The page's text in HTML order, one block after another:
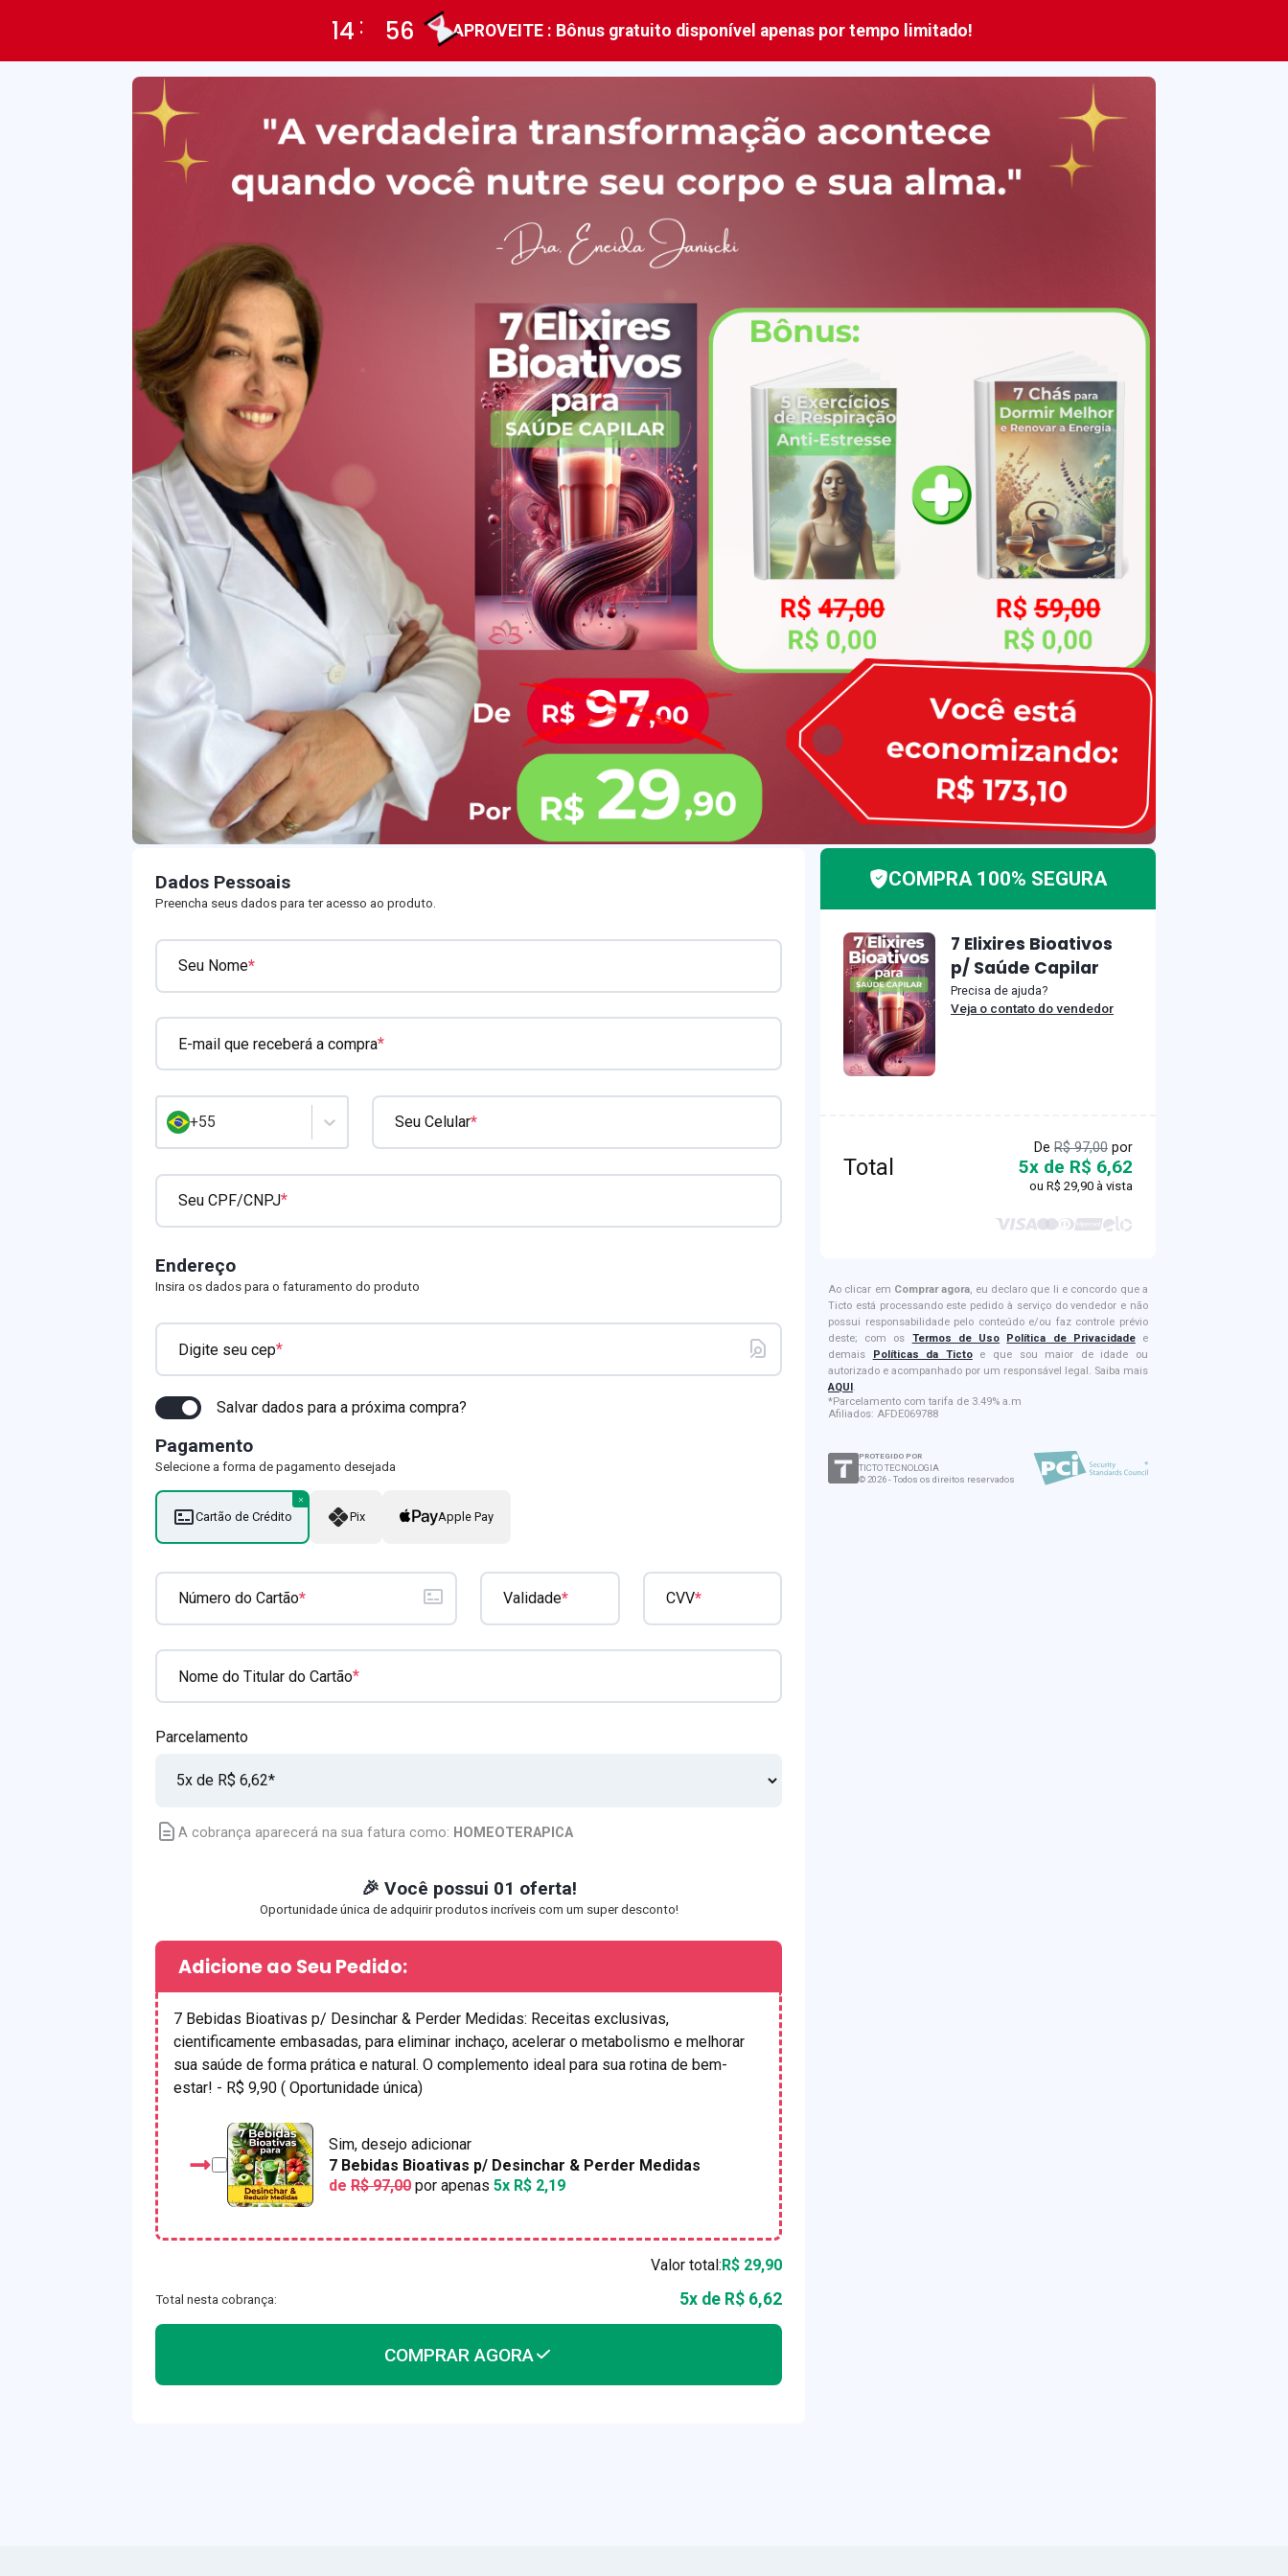
14 55 APROVEITE : Bônus gratuito disponível apenas por tempo limitado!
Dados Pessoais
Preencha seus dados para ter acesso ao produto.
Seu Nome*
E-mail que receberá a compra*
+55 Seu Celular*
Seu CPF/CNPJ*
Endereço
Insira os dados para o faturamento do produto
Digite seu cep*
Salvar dados para a próxima compra?
Pagamento
Selecione a forma de pagamento desejada
Cartão de Crédito Pix Apple Pay
Número do Cartão* Validade* CVV*
Nome do Titular do Cartão*
Parcelamento
A cobrança aparecerá na sua fatura como: HOMEOTERAPICA
🎉 Você possui 01 oferta!
Oportunidade única de adquirir produtos incríveis com um super desconto!
Adicione ao Seu Pedido:
7 Bebidas Bioativas p/ Desinchar & Perder Medidas: Receitas exclusivas,
cientificamente embasadas, para eliminar inchaço, acelerar o metabolismo e melhorar
sua saúde de forma prática e natural. O complemento ideal para sua rotina de bem-
estar! - R$ 9,90 ( Oportunidade única)
Sim, desejo adicionar
7 Bebidas Bioativas p/ Desinchar & Perder Medidas
de R$ 97,00 por apenas 5x R$ 2,19
Valor total: R$ 29,90
Total nesta cobrança: 5x de R$ 6,62
COMPRAR AGORA
COMPRA 100% SEGURA
7 Elixires Bioativos
p/ Saúde Capilar
Precisa de ajuda?
Veja o contato do vendedor
De R$ 97,00 por
Total 5x de R$ 6,62
ou R$ 29,90 à vista
Ao clicar em Comprar agora, eu declaro que li e concordo que a
Ticto está processando este pedido à serviço do vendedor e não
possui responsabilidade pelo conteúdo e/ou faz controle prévio
deste; com os Termos de Uso Política de Privacidadee
demais
Políticas da Tictoe que sou maior de idade ou
autorizado e acompanhado por um responsável legal. Saiba mais
AQUI.
*Parcelamento com tarifa de 3.49% a.m
Afiliados: AFDE069788
PROTEGIDO POR
TICTO TECNOLOGIA
©2026-Todos os direitos reservados